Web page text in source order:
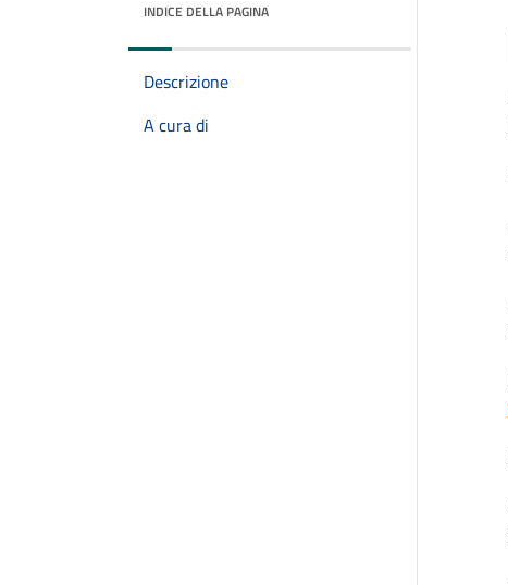
INDICE DELLA PAGINA
Descrizione
A cura di